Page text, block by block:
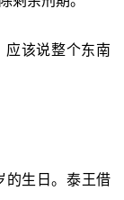
应该说整个东南
的生日。泰王借